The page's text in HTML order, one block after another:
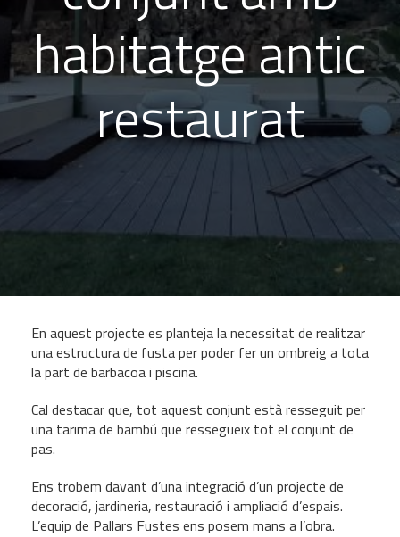
habitatge antic
restaurat
En aquest projecte es planteja la necessitat de realitzar
una estructura de fusta per poder fer un ombreig a tota
la part de barbacoa i piscina.
Cal destacar que, tot aquest conjunt està resseguit per
una tarima de bambú que ressegueix tot el conjunt de
pas.
Ens trobem davant d’una integració d’un projecte de
decoració, jardineria, restauració i ampliació d’espais.
L’equip de Pallars Fustes ens posem mans a l’obra.